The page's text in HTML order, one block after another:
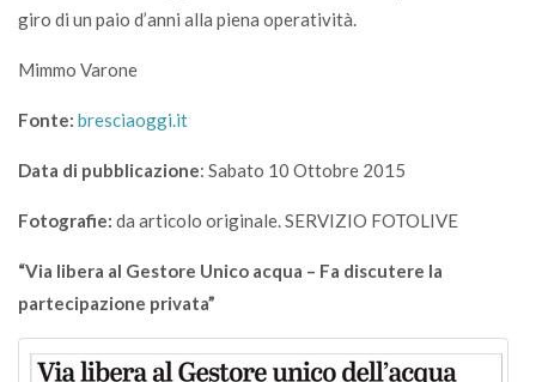
giro di un paio d’anni alla piena operatività.
Mimmo Varone
Fonte: bresciaoggi.it
Data di pubblicazione: Sabato 10 Ottobre 2015
Fotografie: da articolo originale. SERVIZIO FOTOLIVE
“Via libera al Gestore Unico acqua – Fa discutere la
partecipazione privata”